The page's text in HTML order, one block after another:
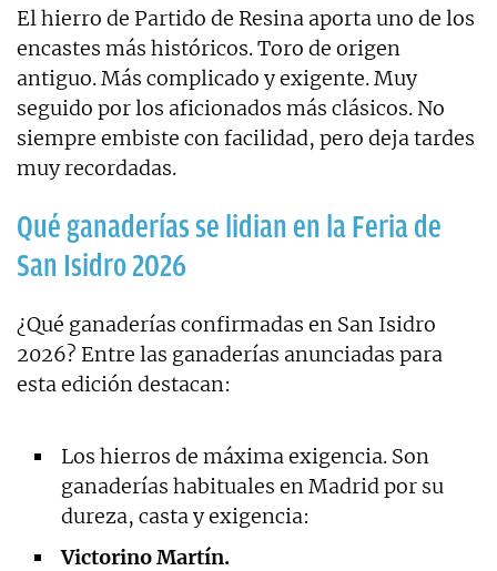
El hierro de Partido de Resina aporta uno de los
encastes más históricos. Toro de origen
antiguo. Más complicado y exigente. Muy
seguido por los aficionados más clásicos. No
siempre embiste con facilidad, pero deja tardes
muy recordadas.
Qué ganaderías se lidian en la Feria de
San Isidro 2026
¿Qué ganaderías confirmadas en San Isidro
2026? Entre las ganaderías anunciadas para
esta edición destacan:
Los hierros de máxima exigencia. Son
ganaderías habituales en Madrid por su
dureza, casta y exigencia:
Victorino Martín.